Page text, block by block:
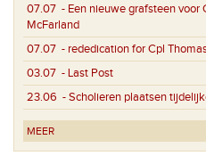
07.07 - Een nieuwe grafsteen voor
McFarland
07.07 - rededication for Cpl
03.07 - Last Post
23.06 - Scholieren plaatsen
MEER